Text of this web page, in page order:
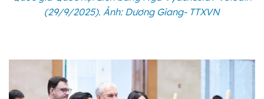
(29/9/2025). Ảnh: Dương Giang- TTXVN